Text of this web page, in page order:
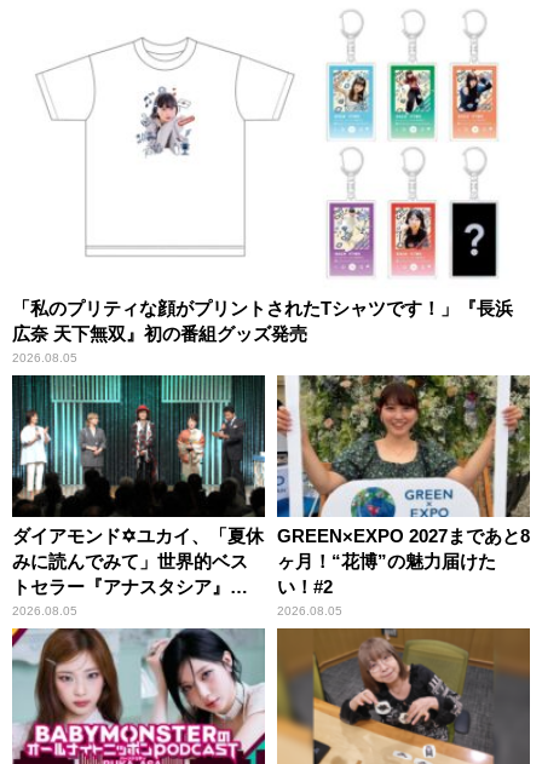
「私のプリティな顔がプリントされたTシャツです！」『長浜
広奈 天下無双』初の番組グッズ発売
2026.08.05
ダイアモンド✡ユカイ、「夏休
みに読んでみて」世界的ベス
トセラー『アナスタシア』を
紹介
2026.08.05
GREEN×EXPO 2027まであと8
ヶ月！“花博”の魅力届けた
い！#2
2026.08.05